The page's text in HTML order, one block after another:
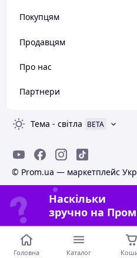
Покупцям
Продавцям
Про нас
Партнери
Тема - світла BETA
© Prom.ua — маркетплейс
Наскільки
зручно на
Головна Каталог